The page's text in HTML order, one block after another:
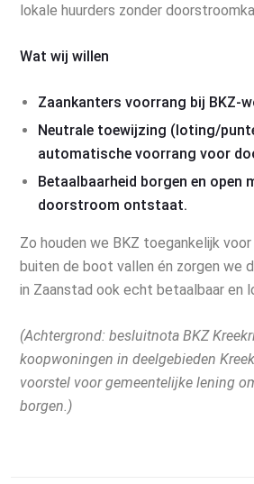
lokale huurders zonder
Wat wij willen
Zaankanters voorrang bij BKZ-
Neutrale toewijzing (loting/
automatische voorrang voor
Betaalbaarheid borgen en open
doorstroom ontstaat.
Zo houden we BKZ toegankelijk
buiten de boot vallen én zorgen we
in Zaanstad ook echt betaalbaar en
(Achtergrond: besluitnota BKZ
koopwoningen in deelgebieden
voorstel voor gemeentelijke lening
borgen.)